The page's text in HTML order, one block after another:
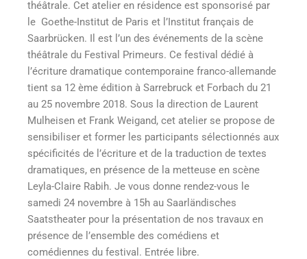
théâtrale. Cet atelier en résidence est sponsorisé par
le Goethe-Institut de Paris et l’Institut français de
Saarbrücken. Il est l’un des événements de la scène
théâtrale du Festival Primeurs. Ce festival dédié à
l’écriture dramatique contemporaine franco-allemande
tient sa 12 ème édition à Sarrebruck et Forbach du 21
au 25 novembre 2018. Sous la direction de Laurent
Mulheisen et Frank Weigand, cet atelier se propose de
sensibiliser et former les participants sélectionnés aux
spécificités de l’écriture et de la traduction de textes
dramatiques, en présence de la metteuse en scène
Leyla-Claire Rabih. Je vous donne rendez-vous le
samedi 24 novembre à 15h au Saarländisches
Saatstheater pour la présentation de nos travaux en
présence de l’ensemble des comédiens et
comédiennes du festival. Entrée libre.